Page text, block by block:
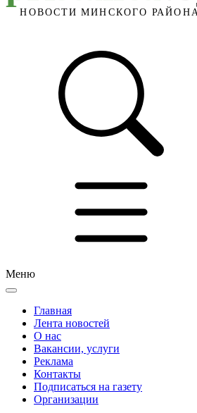
Меню
Главная
Лента новостей
О нас
Вакансии, услуги
Реклама
Контакты
Подписаться на газету
Организации